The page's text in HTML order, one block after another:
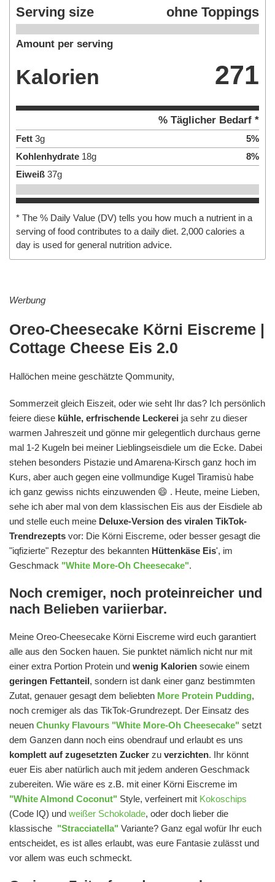
Serving size ohne Toppings
Amount per serving
Kalorien 271
% Täglicher Bedarf *
Fett 3g 5%
Kohlenhydrate 18g 8%
Eiweiß 37g
* The % Daily Value (DV) tells you how much a nutrient in a
serving of food contributes to a daily diet. 2,000 calories a
day is used for general nutrition advice.
Werbung
Oreo-Cheesecake Körni Eiscreme |
Cottage Cheese Eis 2.0
Hallöchen meine geschätzte Qommunity,
Sommerzeit gleich Eiszeit, oder wie seht Ihr das? Ich persönlich
feiere diese kühle, erfrischende Leckerei ja sehr zu dieser
warmen Jahreszeit und gönne mir gelegentlich durchaus gerne
mal 1-2 Kugeln bei meiner Lieblingseisdiele um die Ecke. Dabei
stehen besonders Pistazie und Amarena-Kirsch ganz hoch im
Kurs, aber auch gegen eine vollmundige Kugel Tiramisù habe
ich ganz gewiss nichts einzuwenden 😄 . Heute, meine Lieben,
sehe ich aber mal von dem klassischen Eis aus der Eisdiele ab
und stelle euch meine Deluxe-Version des viralen TikTok-
Trendrezepts vor: Die Körni Eiscreme, oder besser gesagt die
"iqfizierte" Rezeptur des bekannten Hüttenkäse Eis', im
Geschmack "White More-Oh Cheesecake".
Noch cremiger, noch proteinreicher und
nach Belieben variierbar.
Meine Oreo-Cheesecake Körni Eiscreme wird euch garantiert
alle aus den Socken hauen. Sie punktet nämlich nicht nur mit
einer extra Portion Protein und wenig Kalorien sowie einem
geringen Fettanteil, sondern ist dank einer ganz bestimmten
Zutat, genauer gesagt dem beliebten More Protein Pudding,
noch cremiger als das TikTok-Grundrezept. Der Einsatz des
neuen Chunky Flavours "White More-Oh Cheesecake" setzt
dem Ganzen dann noch eins obendrauf und erlaubt es uns
komplett auf zugesetzten Zucker zu verzichten. Ihr könnt
euer Eis aber natürlich auch mit jedem anderen Geschmack
zubereiten. Wie wäre es z.B. mit einer Körni Eiscreme im
"White Almond Coconut" Style, verfeinert mit Kokoschips
(Code IQ) und weißer Schokolade, oder doch lieber die
klassische "Stracciatella" Variante? Ganz egal wofür Ihr euch
entscheidet, es ist alles erlaubt, was eure Fantasie zulässt und
vor allem was euch schmeckt.